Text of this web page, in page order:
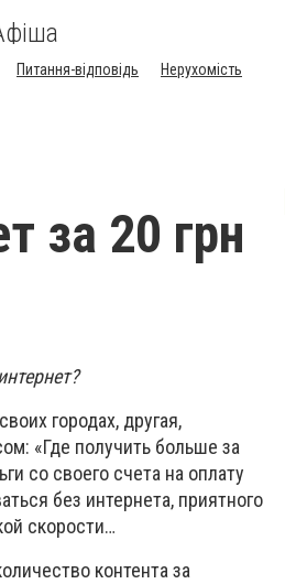
Питання-відповідь
Нерухомість
за 20 грн
городах, другая,
«Где получить больше за
со своего счета на оплату
без интернета, приятного
скорости…
контента за